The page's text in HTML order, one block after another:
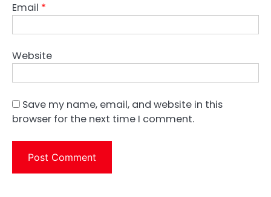
Email *
Website
Save my name, email, and website in this
browser for the next time I comment.